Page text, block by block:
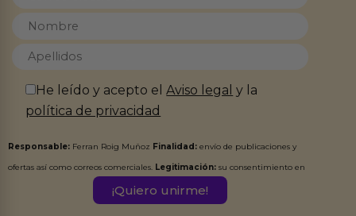
He leído y acepto elAviso legal y la
política de privacidad
Responsable: Ferran Roig Muñoz Finalidad: envío de publicaciones y
ofertas así como correos comerciales. Legitimación: su consentimiento en
Destinatarios:Ferran Roig Muñoz. Podrás ejercer tus